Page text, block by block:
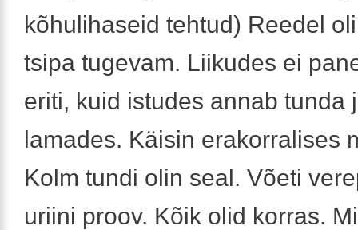
kõhulihaseid tehtud) Reedel
tsipa tugevam. Liikudes ei
eriti, kuid istudes annab tunda
lamades. Käisin erakorralises
Kolm tundi olin seal. Võeti
uriini proov. Kõik olid korras.